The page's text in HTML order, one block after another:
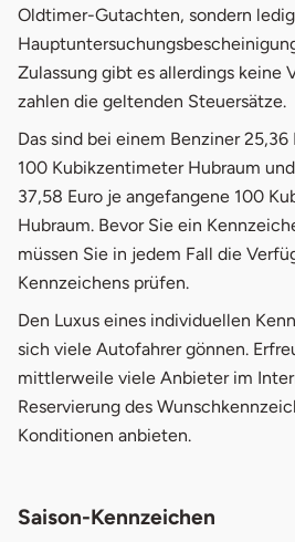
Oldtimer-Gutachten, sondern
Zulassung gibt es allerdings keine
zahlen die geltenden Steuersätze.
Das sind bei einem Benziner
100 Kubikzentimeter Hubraum
37,58 Euro je angefangene 100
Hubraum. Bevor Sie ein
müssen Sie in jedem Fall die
Kennzeichens prüfen.
Den Luxus eines individuellen
sich viele Autofahrer gönnen.
mittlerweile viele Anbieter im
Reservierung des
Konditionen anbieten.
Saison-Kennzeichen